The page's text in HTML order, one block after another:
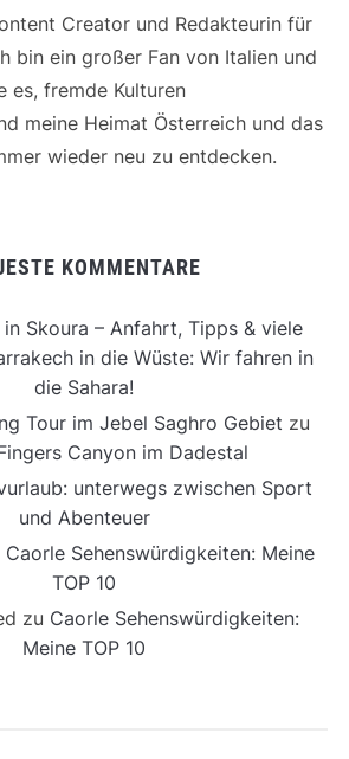
Creator und Redakteurin für
bin ein großer Fan von Italien und
es, fremde Kulturen
meine Heimat Österreich und das
wieder neu zu entdecken.
KOMMENTARE
Skoura – Anfahrt, Tipps & viele
in die Wüste: Wir fahren in
die Sahara!
Tour im Jebel Saghro Gebiet zu
Canyon im Dadestal
unterwegs zwischen Sport
und Abenteuer
Caorle Sehenswürdigkeiten: Meine
TOP 10
zu Caorle Sehenswürdigkeiten:
Meine TOP 10